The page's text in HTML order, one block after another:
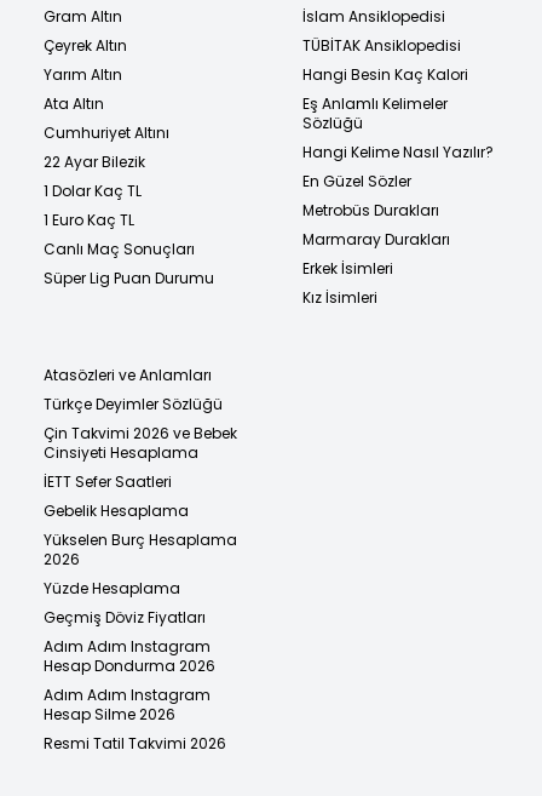
Gram Altın
Çeyrek Altın
Yarım Altın
Ata Altın
Cumhuriyet Altını
22 Ayar Bilezik
1 Dolar Kaç TL
1 Euro Kaç TL
Canlı Maç Sonuçları
Süper Lig Puan Durumu
İslam Ansiklopedisi
TÜBİTAK Ansiklopedisi
Hangi Besin Kaç Kalori
Eş Anlamlı Kelimeler
Sözlüğü
Hangi Kelime Nasıl Yazılır?
En Güzel Sözler
Metrobüs Durakları
Marmaray Durakları
Erkek İsimleri
Kız İsimleri
Atasözleri ve Anlamları
Türkçe Deyimler Sözlüğü
Çin Takvimi 2026 ve Bebek
Cinsiyeti Hesaplama
İETT Sefer Saatleri
Gebelik Hesaplama
Yükselen Burç Hesaplama
2026
Yüzde Hesaplama
Geçmiş Döviz Fiyatları
Adım Adım Instagram
Hesap Dondurma 2026
Adım Adım Instagram
Hesap Silme 2026
Resmi Tatil Takvimi 2026